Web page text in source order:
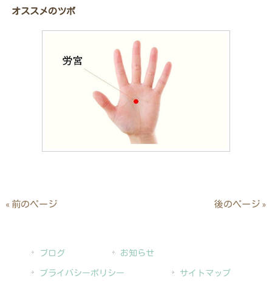
オススメのツボ
« 前のページ 後のページ »
ブログ
お知らせ
プライバシーポリシー
サイトマップ